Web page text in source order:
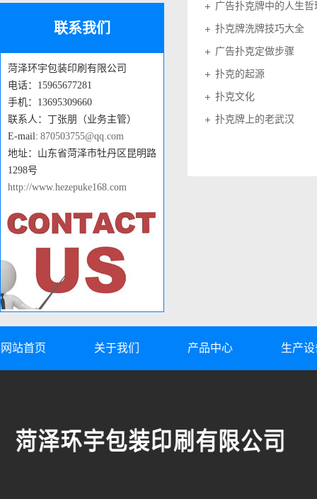
联系我们
菏泽环宇包装印刷有限公司
电话：15965677281
手机：13695309660
联系人：丁张朋（业务主管）
E-mail: 870503755@qq.com
地址：山东省菏泽市牡丹区昆明路
1298号
http://www.hezepuke168.com
广告扑克牌中的人生哲
扑克牌洗牌技巧大全
广告扑克定做步骤
扑克的起源
扑克文化
扑克牌上的老武汉
网站首页 关于我们 产品中心 生产